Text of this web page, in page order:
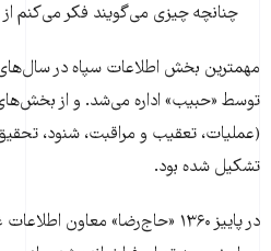
چنانچه چیزی می‌گویند فکر می‌کنم از
توسط «حبیب» اداره می‌شد. و از بخش‌‌های
(عملیات، تعقیب و مراقبت، شنود،
تشکیل شده بود.
در پاییز ۱۳۶۰ «حاج‌رضا» معاون